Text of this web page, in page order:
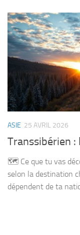
ASIE 25 AVRIL 2026
Transsibérien :
🗺️ Ce que tu vas
selon la destination
dépendent de ta